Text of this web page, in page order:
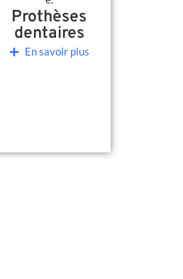
Prothèses
dentaires
En savoir plus